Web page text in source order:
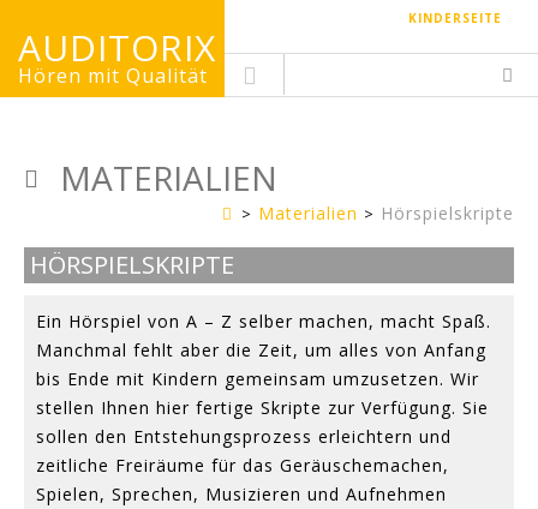
KINDERSEITE
AUDITORIX
Hören mit Qualität
MATERIALIEN
Erwachsenenseite
Materialien Hörspielskripte
HÖRSPIELSKRIPTE
Ein Hörspiel von A – Z selber machen, macht Spaß.
Manchmal fehlt aber die Zeit, um alles von Anfang
bis Ende mit Kindern gemeinsam umzusetzen. Wir
stellen Ihnen hier fertige Skripte zur Verfügung. Sie
sollen den Entstehungsprozess erleichtern und
zeitliche Freiräume für das Geräuschemachen,
Spielen, Sprechen, Musizieren und Aufnehmen